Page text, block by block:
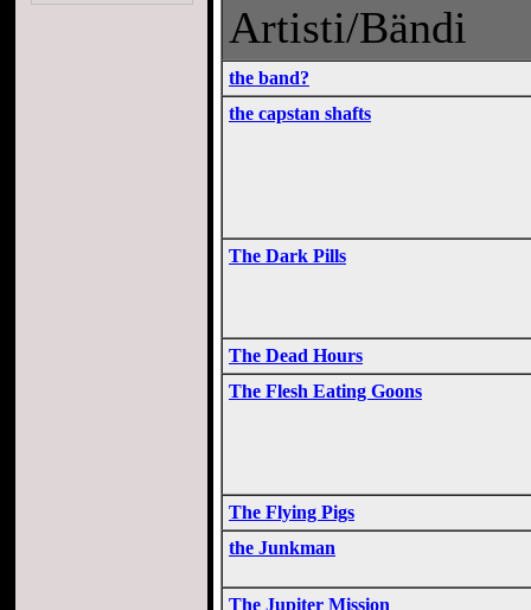
Artisti/Bändi
the band?
the capstan shafts
The Dark Pills
The Dead Hours
The Flesh Eating Goons
The Flying Pigs
the Junkman
The Jupiter Mission